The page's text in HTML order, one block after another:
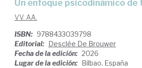
Un enfoque psicodinámico
VV. AA.
ISBN: 9788433039798
Editorial: Desclée De Brouwer
Fecha de la edición: 2026
Lugar de la edición: Bilbao. España